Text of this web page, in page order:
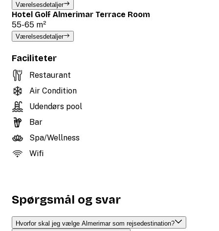
Værelsesdetaljer
Hotel Golf Almerimar Terrace Room
55-65 m²
Værelsesdetaljer
Faciliteter
Restaurant
Air Condition
Udendørs pool
Bar
Spa/Wellness
Wifi
Spørgsmål og svar
Hvorfor skal jeg vælge Almerimar som rejsedestination?